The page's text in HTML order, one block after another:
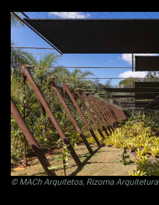
© MACh Arquitetos, Rizoma Arquitetura